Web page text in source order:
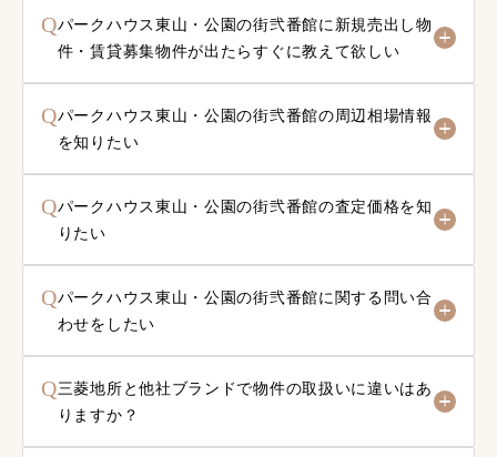
Qパークハウス東山・公園の街弐番館に新規売出し物
件・賃貸募集物件が出たらすぐに教えて欲しい
Qパークハウス東山・公園の街弐番館の周辺相場情報
を知りたい
Qパークハウス東山・公園の街弐番館の査定価格を知
りたい
Qパークハウス東山・公園の街弐番館に関する問い合
わせをしたい
Q三菱地所と他社ブランドで物件の取扱いに違いはあ
りますか？